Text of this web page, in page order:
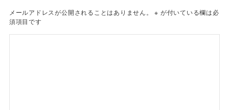
メールアドレスが公開されることはありません。 ※ が付いている欄は必
須項目です